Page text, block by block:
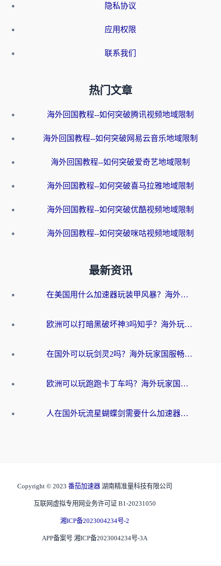
隐私协议
应用权限
联系我们
热门文章
海外回国教程--如何突破腾讯视频地域限制
海外回国教程--如何突破网易云音乐地域限制
海外回国教程--如何突破爱奇艺地域限制
海外回国教程--如何突破喜马拉雅地域限制
海外回国教程--如何突破优酷视频地域限制
海外回国教程--如何突破咪咕视频地域限制
最新资讯
在美国用什么加速器玩装甲风暴？海外玩家亲测有效的国服游戏加速指南
欧洲可以打暗黑破坏神3吗知乎？海外玩家国服游戏加速终极指南
在国外可以玩剑灵2吗？海外玩家国服畅玩终极指南（附永恒之塔明日方舟加速方案）
欧洲可以玩跑跑卡丁车吗？海外玩家国服游戏畅玩终极指南（附QQ炫舞剑网3解决方案）
人在国外玩流星蝴蝶剑需要什么加速器？老玩家亲测的终极解决方案
Copyright © 2023 番茄加速器 湖南精准量科技有限公司
互联网虚拟专用网业务许可证 B1-20231050
湘ICP备2023004234号-2
APP备案号 湘ICP备2023004234号-3A